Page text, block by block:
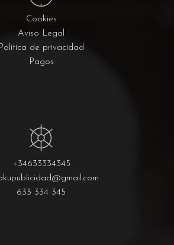
Cookies
Aviso Legal
Política de privacidad
Pagos
+34633334345
633 334 345